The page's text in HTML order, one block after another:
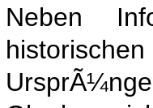
Neben